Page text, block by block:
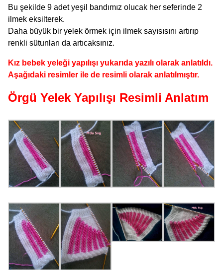
Bu şekilde 9 adet yeşil bandımız olucak her seferinde 2
ilmek eksilterek.
Daha büyük bir yelek örmek için ilmek sayısısını artırıp
renkli sütunları da artıcaksınız.
Kız bebek yeleği yapılışı yukarıda yazılı olarak anlatıldı.
Aşağıdaki resimler ile de resimli olarak anlatılmıştır.
Örgü Yelek Yapılışı Resimli Anlatım